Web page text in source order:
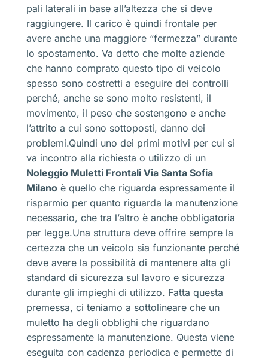
pali laterali in base all’altezza che si deve
raggiungere. Il carico è quindi frontale per
avere anche una maggiore “fermezza” durante
lo spostamento. Va detto che molte aziende
che hanno comprato questo tipo di veicolo
spesso sono costretti a eseguire dei controlli
perché, anche se sono molto resistenti, il
movimento, il peso che sostengono e anche
l’attrito a cui sono sottoposti, danno dei
problemi.Quindi uno dei primi motivi per cui si
va incontro alla richiesta o utilizzo di un
Noleggio Muletti Frontali Via Santa Sofia
Milano è quello che riguarda espressamente il
risparmio per quanto riguarda la manutenzione
necessario, che tra l’altro è anche obbligatoria
per legge.Una struttura deve offrire sempre la
certezza che un veicolo sia funzionante perché
deve avere la possibilità di mantenere alta gli
standard di sicurezza sul lavoro e sicurezza
durante gli impieghi di utilizzo. Fatta questa
premessa, ci teniamo a sottolineare che un
muletto ha degli obblighi che riguardano
espressamente la manutenzione. Questa viene
eseguita con cadenza periodica e permette di